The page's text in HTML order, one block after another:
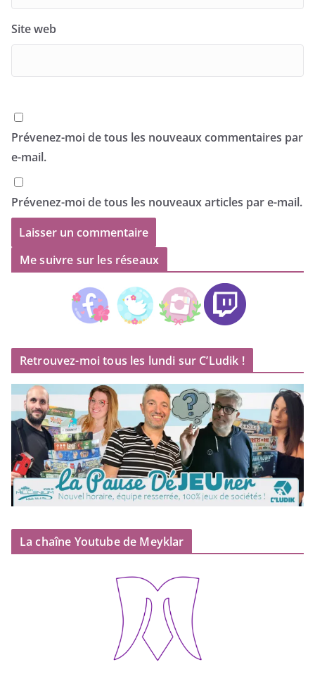
Site web
Prévenez-moi de tous les nouveaux commentaires par
e-mail.
Prévenez-moi de tous les nouveaux articles par e-mail.
Me suivre sur les réseaux
Retrouvez-moi tous les lundi sur C’Ludik !
La chaîne Youtube de Meyklar